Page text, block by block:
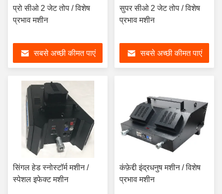
प्रो सीओ 2 जेट तोप / विशेष
प्रभाव मशीन
सबसे अच्छी कीमत पाएं
सुपर सीओ 2 जेट तोप / विशेष
प्रभाव मशीन
सबसे अच्छी कीमत पाएं
सिंगल हेड स्नोस्टॉर्म मशीन /
स्पेशल इफेक्ट मशीन
कंफ़ेद्दी इंद्रधनुष मशीन / विशेष
प्रभाव मशीन